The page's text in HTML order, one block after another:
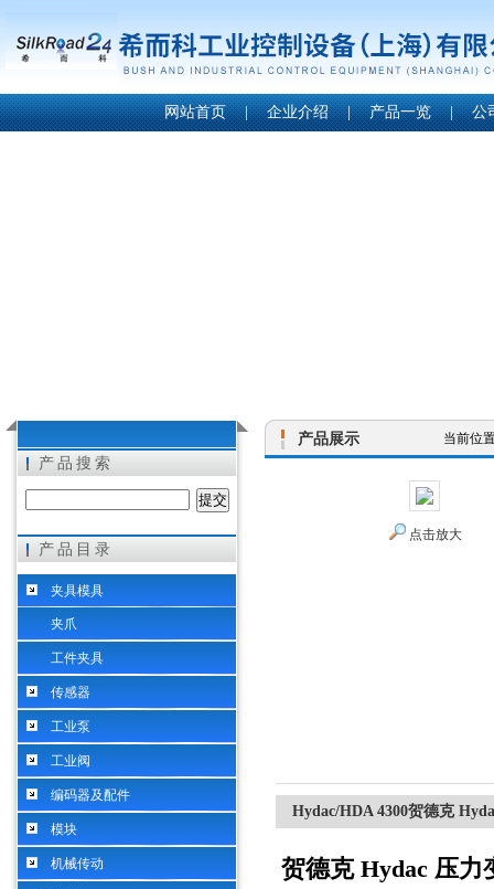
希而科工业控制设备（上海）有限公司
网站首页 | 企业介绍 | 产品一览 | 公
产品搜索
产品目录
夹具模具
夹爪
工件夹具
传感器
工业泵
工业阀
编码器及配件
模块
机械传动
产品展示 当前位
点击放大
Hydac/HDA 4300贺德克
贺德克 Hydac 压力